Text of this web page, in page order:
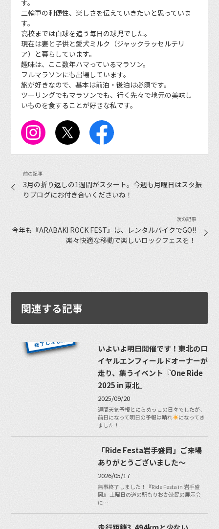
す。
二輪車の利便性、楽しさを伝えていきたいと思っていま
す。
高校までは白球を追う毎日の球児でした。
現在は妻と子供と愛犬ミルク（ジャックラッセルテリ
ア）と暮らしています。
趣味は、ここ数年ハマっているマラソン。
フルマラソンにも出場しています。
旅が好きなので、基本は前泊・後泊は必須です。
ツーリングでもマラソンでも、行く先々で地元の美味し
いものを食することが好きな私です。
3月の折り返しの1週間がスタート。今週も月曜日はスタ振
りブログにお付き合いくださいね！
今年も『ARABAKI ROCK FEST』は、レンタルバイクでGO!!
楽々快適な移動で楽しいロックフェスを！
関連する記事
いよいよ明日開催です！東北のロ
イヤルエンフィールドオーナーが
走り、集うイベント『One Ride
2025 in 東北』
2025/09/20
週間天気予報とにらめっこの日々でしたが、
前日になって明日の予報は晴れ
になってき
ました！…
「Ride Festa岩手盛岡」ご来場
ありがとうございました〜
2026/05/17
無事終了しました！『Ride Festa in 岩手盛
岡』 土曜日の道の駅もりおか渋民の展示会
に…